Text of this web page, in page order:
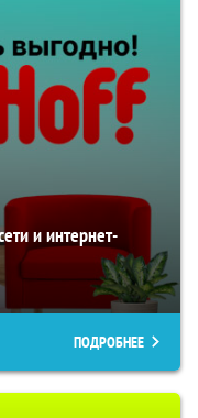
и интернет-
ПОДРОБНЕЕ